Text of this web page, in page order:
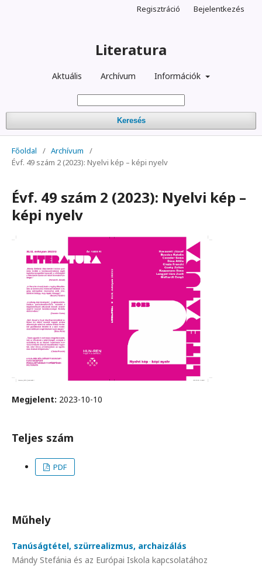
Literatura
Aktuális Archívum Információk
Keresés
Regisztráció Bejelentkezés
Főoldal / Archívum
/
Évf. 49 szám 2 (2023): Nyelvi kép – képi nyelv
Évf. 49 szám 2 (2023): Nyelvi kép –
képi nyelv
Megjelent: 2023-10-10
Teljes szám
PDF
Műhely
Tanúságtétel, szürrealizmus, archaizálás
Mándy Stefánia és az Európai Iskola kapcsolatához